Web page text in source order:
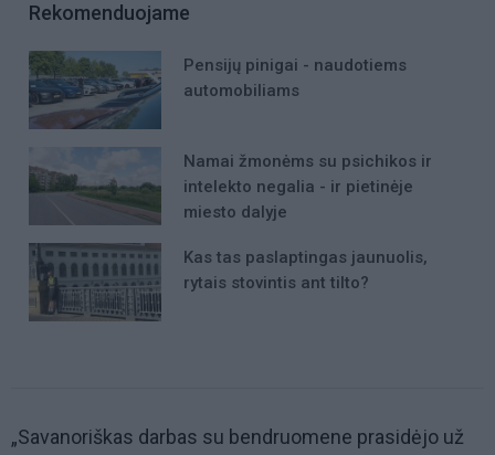
Rekomenduojame
Pensijų pinigai - naudotiems
automobiliams
Namai žmonėms su psichikos ir
intelekto negalia - ir pietinėje
miesto dalyje
Kas tas paslaptingas jaunuolis,
rytais stovintis ant tilto?
„Savanoriškas darbas su bendruomene prasidėjo už